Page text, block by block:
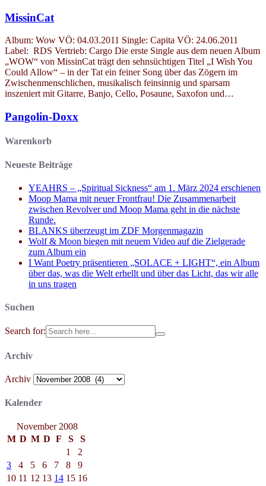
MissinCat
Album: Wow VÖ: 04.03.2011 Single: Capita VÖ: 24.06.2011
Label: RDS Vertrieb: Cargo Die erste Single aus dem neuen Album
„WOW“ von MissinCat trägt den sehnsüchtigen Titel „I Wish You
Could Allow“ – in der Tat ein feiner Song über das Zögern im
Zwischenmenschlichen, musikalisch feinsinnig und sparsam
inszeniert mit Gitarre, Banjo, Cello, Posaune, Saxofon und…
Pangolin-Doxx
Warenkorb
Neueste Beiträge
YEAHRS – „Spiritual Sickness“ am 1. März 2024 erschienen
Moop Mama mit neuer Frontfrau! Die Zusammenarbeit
zwischen Revolver und Moop Mama geht in die nächste
Runde.
BLANKS überzeugt im ZDF Morgenmagazin
Wolf & Moon biegen mit neuem Video auf die Zielgerade
zum Album ein
I Want Poetry präsentieren „SOLACE + LIGHT“, ein Album
über das, was die Welt erhellt und über das Licht, das wir alle
in uns tragen
Suchen
Search for:
Archiv
Archiv
Kalender
November 2008
M D M D F S
S
1
2
3
4 5 6 7 8
9
10 11 12 13 14 15 16